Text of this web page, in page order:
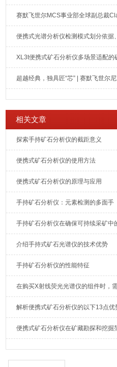
便携式光谱分析仪检测模式划分依据
XL3t便携式矿石分析仪多场景适配的
相关文章
探索手持矿石分析仪的截距意义
便携式矿石分析仪的使用方法
便携式矿石分析仪的原理与应用
手持矿石分析仪：元素检测的多面手
手持矿石分析仪在确保可持续采矿中
介绍手持式矿石光谱仪的技术优势
手持矿石分析仪的性能特征
在购买X射线荧光光谱仪的组件时，
解析便携式矿石分析仪的以下13点优
便携式矿石分析仪在矿藏勘探和挖掘